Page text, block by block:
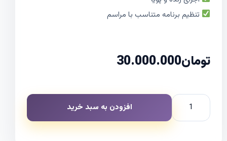
تنظیم برنامه متناسب با مراسم
تومان30.000.000
افزودن به سبد خرید